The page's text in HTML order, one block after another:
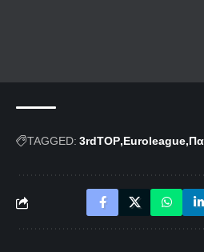
TAGGED: 3rdTOP Euroleague